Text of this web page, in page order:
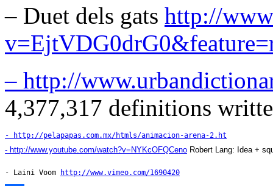
– Duet dels gats http://
– http://
4,377,317 definitions
- http://pelapapas.com.mx/htmls/animacion-arena-2.ht
- http://www.youtube.com/watch?v=NYKcOFQCeno Robert Lang: Idea +
- Laini Voom http://www.vimeo.com/1690420